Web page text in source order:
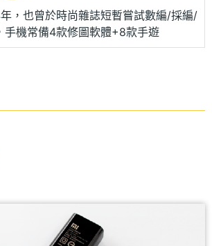
，也曾於時尚雜誌短暫嘗試數編/採編/
手機常備4款修圖軟體+8款手遊